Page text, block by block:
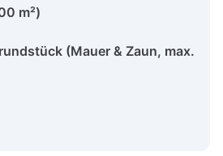
m²)
(Mauer & Zaun, max.